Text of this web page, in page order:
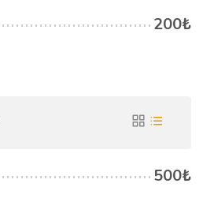
200₺
500₺